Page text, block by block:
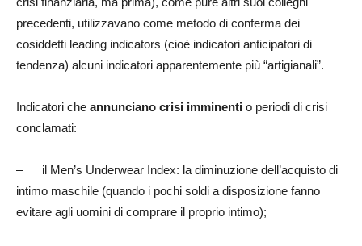
precedenti, utilizzavano come metodo di conferma dei
cosiddetti leading indicators (cioè indicatori anticipatori di
tendenza) alcuni indicatori apparentemente più “artigianali”.
Indicatori che annunciano crisi imminenti o periodi di crisi
conclamati:
– il Men’s Underwear Index: la diminuzione dell’acquisto di
intimo maschile (quando i pochi soldi a disposizione fanno
evitare agli uomini di comprare il proprio intimo);